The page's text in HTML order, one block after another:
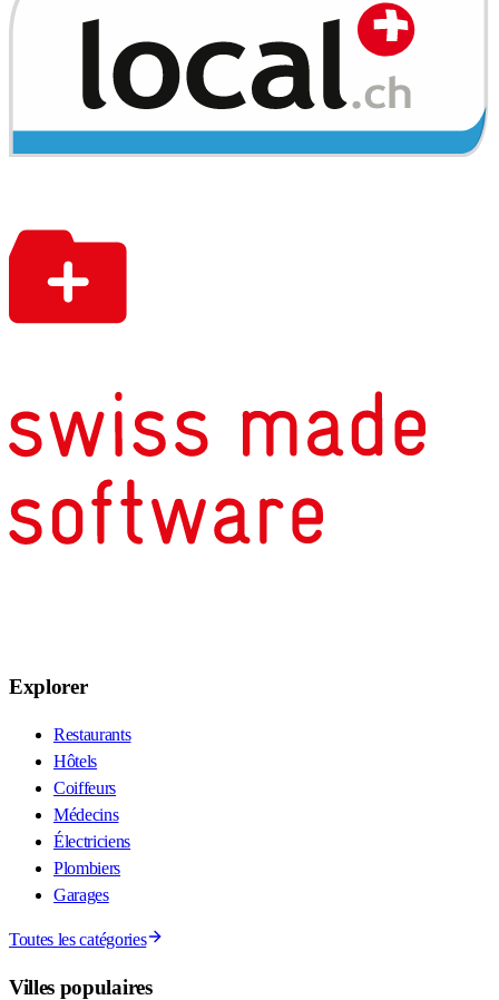
Explorer
Restaurants
Hôtels
Coiffeurs
Médecins
Électriciens
Plombiers
Garages
Toutes les catégories
Villes populaires